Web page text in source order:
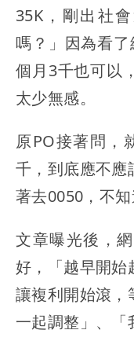
35K，剛出社
嗎？」因為看
個月3千也可以
太少無感。
原PO接著問，
千，到底應不應
著去0050，不知
文章曝光後，
好，「越早開始
讓複利開始滾，
一起調整」、